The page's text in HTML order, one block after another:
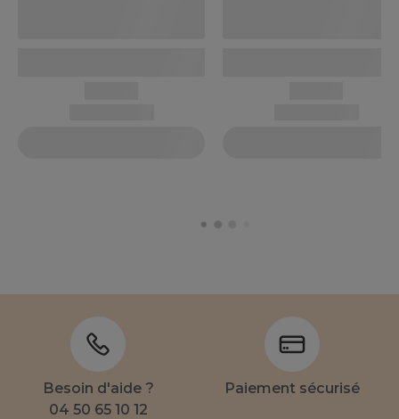
Besoin d'aide ?
04 50 65 10 12
Paiement sécurisé